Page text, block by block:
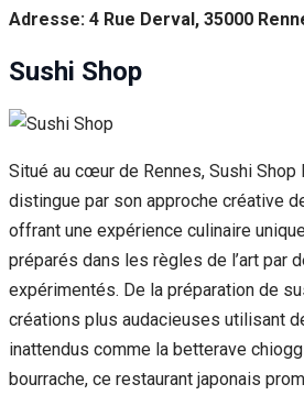
Adresse: 4 Rue Derval, 35000
Sushi Shop
Situé au cœur de Rennes, Sushi Shop
distingue par son approche créative
offrant une expérience culinaire
préparés dans les règles de l’art par
expérimentés. De la préparation de
créations plus audacieuses utilisant
inattendus comme la betterave
bourrache, ce restaurant japonais